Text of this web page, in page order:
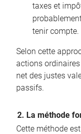
taxes et
tenir compte.
Selon cette
actions
net des justes
passifs.
2. La méthode
Cette méthode